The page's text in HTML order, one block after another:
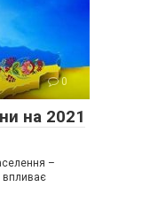
0
на 2021
–
впливає